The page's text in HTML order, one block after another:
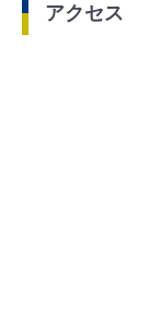
アクセス